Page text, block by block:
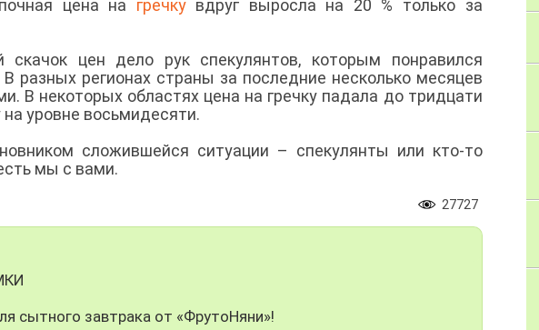
цена на гречкувдруг выросла на 20 % только за
скачок цен дело рук спекулянтов, которым понравился
разных регионах страны за последние несколько месяцев
В некоторых областях цена на гречку падала до тридцати
уровне восьмидесяти.
сложившейся ситуации – спекулянты или кто-то
мы с вами.
27727
сытного завтрака от «ФрутоНяни»!